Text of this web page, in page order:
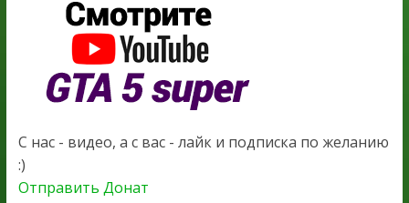
С нас - видео, а с вас - лайк и подписка по желанию
:)
Отправить Донат